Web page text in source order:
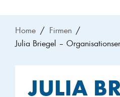
Home
Firmen
Julia Briegel –
JULIA